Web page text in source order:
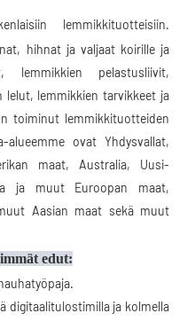
lemmikkituotteisiin.
hihnat ja valjaat koirille ja
lemmikkien pelastusliivit,
lelut, lemmikkien tarvikkeet ja
toiminut lemmikkituotteiden
alueemme ovat Yhdysvallat,
maat, Australia, Uusi-
ja muut Euroopan maat,
Aasian maat sekä muut
edut: